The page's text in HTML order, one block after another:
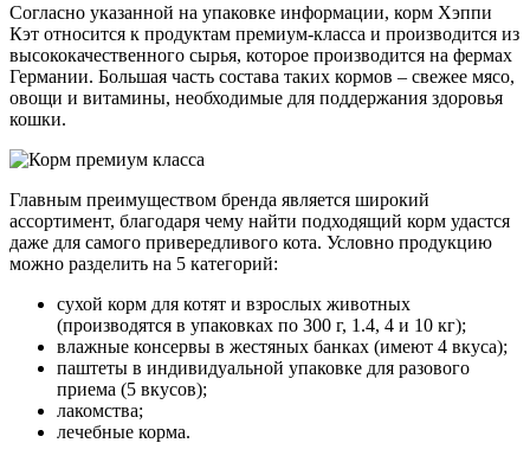
Согласно указанной на упаковке информации, корм Хэппи
Кэт относится к продуктам премиум-класса и производится из
высококачественного сырья, которое производится на фермах
Германии. Большая часть состава таких кормов – свежее мясо,
овощи и витамины, необходимые для поддержания здоровья
кошки.
Главным преимуществом бренда является широкий
ассортимент, благодаря чему найти подходящий корм удастся
даже для самого привередливого кота. Условно продукцию
можно разделить на 5 категорий:
сухой корм для котят и взрослых животных
(производятся в упаковках по 300 г, 1.4, 4 и 10 кг);
влажные консервы в жестяных банках (имеют 4 вкуса);
паштеты в индивидуальной упаковке для разового
приема (5 вкусов);
лакомства;
лечебные корма.